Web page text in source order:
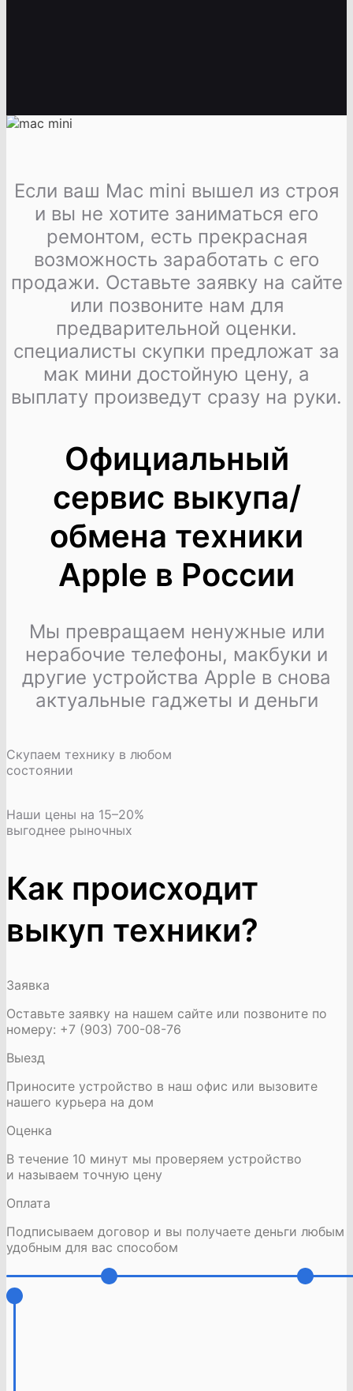
Если ваш Mac mini вышел из строя
и вы не хотите заниматься его
ремонтом, есть прекрасная
возможность заработать с его
продажи. Оставьте заявку на сайте
или позвоните нам для
предварительной оценки.
специалисты скупки предложат за
мак мини достойную цену, а
выплату произведут сразу на руки.
Официальный
сервис выкупа/
обмена техники
Apple в России
Мы превращаем ненужные или
нерабочие телефоны, макбуки и
другие устройства Apple в снова
актуальные гаджеты и деньги
Скупаем технику в любом
состоянии
Наши цены на 15–20%
выгоднее рыночных
Как происходит
выкуп техники?
Заявка
Оставьте заявку на нашем сайте или позвоните по
номеру: +7 (903) 700-08-76
Выезд
Приносите устройство в наш офис или вызовите
нашего курьера на дом
Оценка
В течение 10 минут мы проверяем устройство
и называем точную цену
Оплата
Подписываем договор и вы получаете деньги любым
удобным для вас способом